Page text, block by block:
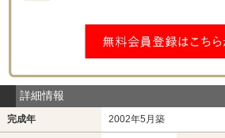
詳細情報
完成年 2002年5月築